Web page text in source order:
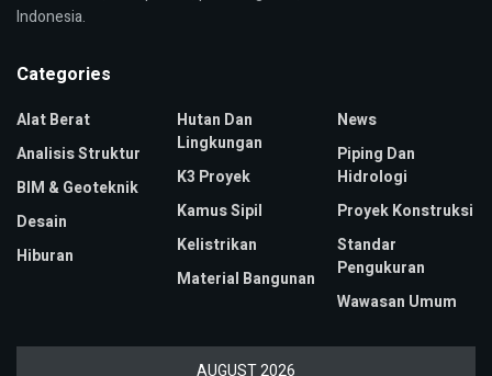
Indonesia.
Categories
Alat Berat
Analisis Struktur
BIM & Geoteknik
Desain
Hiburan
Hutan Dan
Lingkungan
K3 Proyek
Kamus Sipil
Kelistrikan
Material Bangunan
News
Piping Dan
Hidrologi
Proyek Konstruksi
Standar
Pengukuran
Wawasan Umum
AUGUST 2026